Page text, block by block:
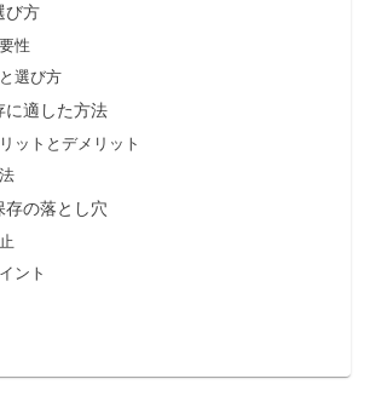
び方
性
選び方
に適した方法
ットとデメリット
存の落とし穴
ント